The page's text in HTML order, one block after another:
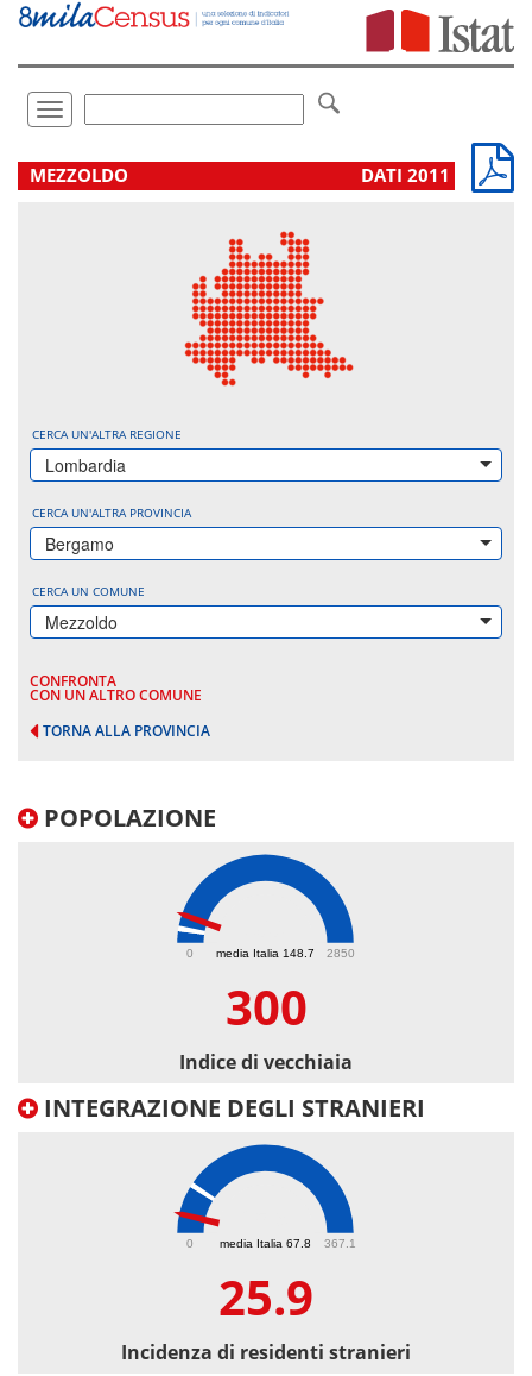
Vai
direttamente
Toggle
navigation
.
MEZZOLDO DATI 2011
CERCA UN'ALTRA REGIONE
Lombardia
CERCA UN'ALTRA PROVINCIA
Bergamo
CERCA UN COMUNE
Mezzoldo
CONFRONTA
CON UN ALTRO COMUNE
TORNA ALLA PROVINCIA
POPOLAZIONE
media Italia 148.7
0 2850
300
Indice di vecchiaia
INTEGRAZIONE DEGLI STRANIERI
media Italia 67.8
0 367.1
25.9
Incidenza di residenti stranieri